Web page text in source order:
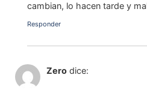
cambian, lo hacen tarde y
Responder
Zero dice: